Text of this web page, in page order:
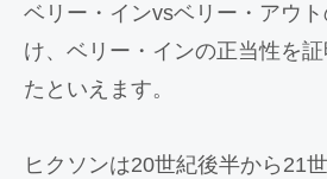
ベリー・インvsベリー・アウ
け、ベリー・インの正当性を
たといえます。
ヒクソンは20世紀後半から21